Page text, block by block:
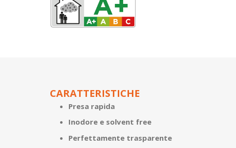
CARATTERISTICHE
Presa rapida
Inodore e solvent free
Perfettamente trasparente